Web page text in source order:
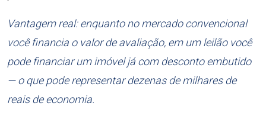
Vantagem real: enquanto no mercado convencional
você financia o valor de avaliação, em um leilão você
pode financiar um imóvel já com desconto embutido
— o que pode representar dezenas de milhares de
reais de economia.